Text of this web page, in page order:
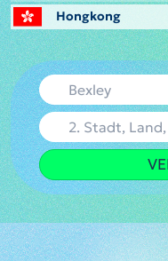
Hongkong